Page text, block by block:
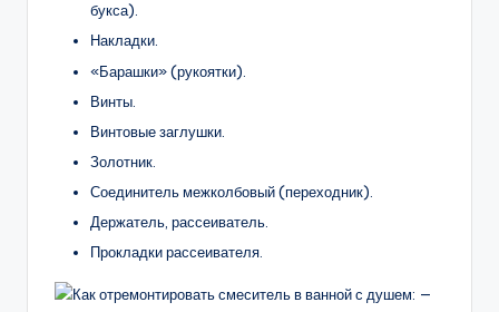
букса).
Накладки.
«Барашки» (рукоятки).
Винты.
Винтовые заглушки.
Золотник.
Соединитель межколбовый (переходник).
Держатель, рассеиватель.
Прокладки рассеивателя.